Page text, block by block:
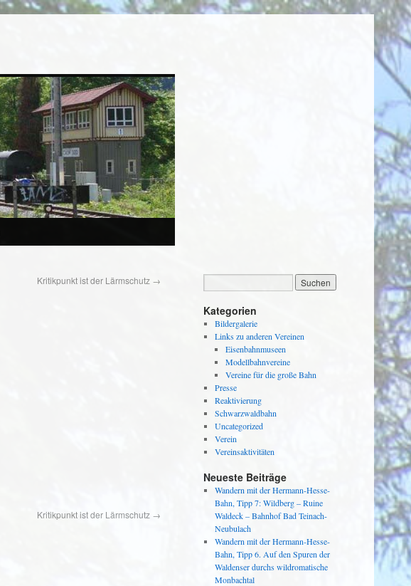
Kritikpunkt ist der Lärmschutz →
Kritikpunkt ist der Lärmschutz →
Kategorien
Bildergalerie
Links zu anderen Vereinen
Eisenbahnmuseen
Modellbahnvereine
Vereine für die große Bahn
Presse
Reaktivierung
Schwarzwaldbahn
Uncategorized
Verein
Vereinsaktivitäten
Neueste Beiträge
Wandern mit der Hermann-Hesse-
Bahn, Tipp 7: Wildberg – Ruine
Waldeck – Bahnhof Bad Teinach-
Neubulach
Wandern mit der Hermann-Hesse-
Bahn, Tipp 6. Auf den Spuren der
Waldenser durchs wildromatische
Monbachtal